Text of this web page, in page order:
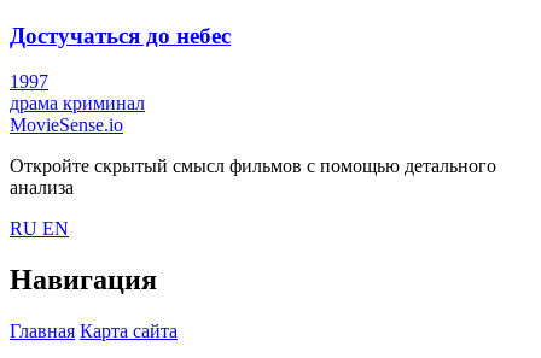
Достучаться до небес
1997
драма криминал
MovieSense.io
Откройте скрытый смысл фильмов с помощью детального
анализа
RU EN
Навигация
Главная Карта сайта